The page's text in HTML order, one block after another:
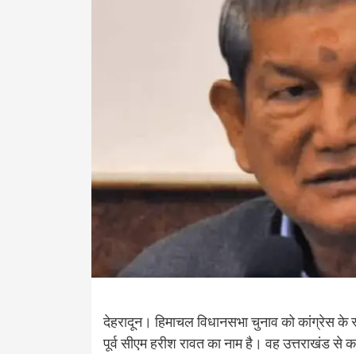
देहरादून। हिमाचल विधानसभा चुनाव को कांग्रेस
पूर्व सीएम हरीश रावत का नाम है। वह